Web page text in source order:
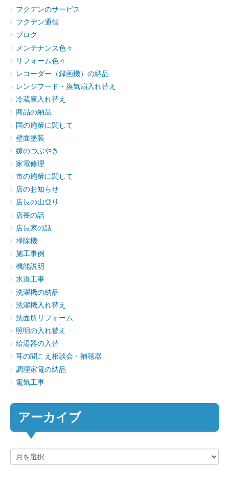
フクデンのサービス
フクデン通信
ブログ
メンテナンス色々
リフォーム色々
レコーダー（録画機）の納品
レンジフード・換気扇入れ替え
冷蔵庫入れ替え
商品の納品
国の施策に関して
壁面塗装
嫁のつぶやき
家電修理
市の施策に関して
店のお知らせ
店長の山登り
店長の話
店長家の話
掃除機
施工事例
機能説明
水道工事
洗濯機の納品
洗濯機入れ替え
洗面所リフォーム
照明の入れ替え
給湯器の入替
耳の聞こえ相談会・補聴器
調理家電の納品
電気工事
アーカイブ